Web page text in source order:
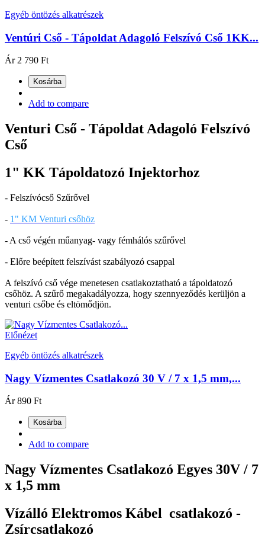
Egyéb öntözés alkatrészek
Ventúri Cső - Tápoldat Adagoló Felszívó Cső 1KK...
Ár 2 790 Ft
Kosárba
Add to compare
Venturi Cső - Tápoldat Adagoló Felszívó
Cső
1" KK Tápoldatozó Injektorhoz
- Felszívócső Szűrővel
- 1" KM Venturi csőhöz
- A cső végén műanyag- vagy fémhálós szűrővel
- Előre beépített felszívást szabályozó csappal
A felszívó cső vége menetesen csatlakoztatható a tápoldatozó
csőhöz. A szűrő megakadályozza, hogy szennyeződés kerüljön a
venturi csőbe és eltömődjön.
Előnézet
Egyéb öntözés alkatrészek
Nagy Vízmentes Csatlakozó 30 V / 7 x 1,5 mm,...
Ár 890 Ft
Kosárba
Add to compare
Nagy Vízmentes Csatlakozó Egyes 30V / 7
x 1,5 mm
Vízálló Elektromos Kábel csatlakozó -
Zsírcsatlakozó